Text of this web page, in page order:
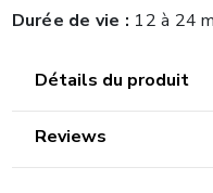
Durée de vie : 12 à 24
Détails du produit
Reviews